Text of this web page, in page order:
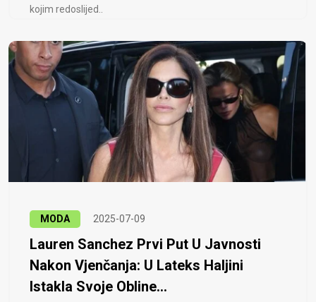
kojim redoslijed..
MODA 2025-07-09
Lauren Sanchez Prvi Put U Javnosti
Nakon Vjenčanja: U Lateks Haljini
Istakla Svoje Obline...